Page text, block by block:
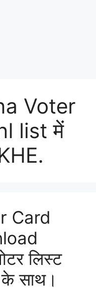
Voter
list में
Card
लिस्ट
साथ।